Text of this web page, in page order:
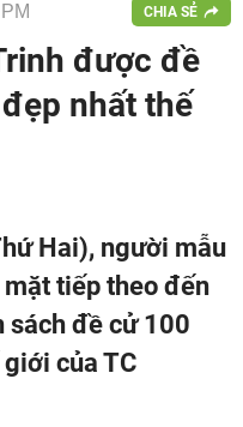
CHIA SẺ
được đề
nhất thế
Hai), người mẫu
tiếp theo đến
sách đề cử 100
của TC